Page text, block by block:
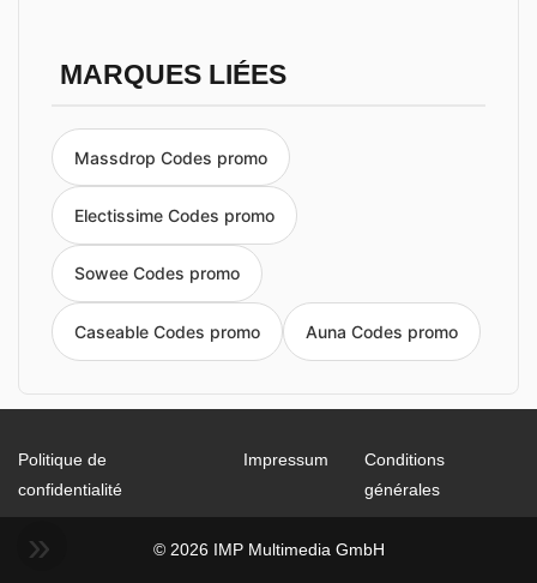
MARQUES LIÉES
Massdrop Codes promo
Electissime Codes promo
Sowee Codes promo
Caseable Codes promo Auna Codes promo
Politique de
confidentialité
Impressum
Conditions
générales
© 2026 IMP Multimedia GmbH